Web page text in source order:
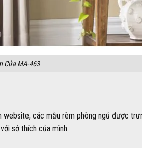
Cửa MA-463
website, các mẫu rèm phòng ngủ được
sở thích của mình.